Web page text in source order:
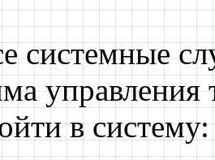
системные
управления
в систему: